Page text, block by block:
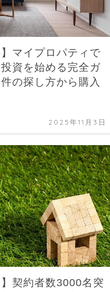
】マイプロパティで
資を始める完全ガ
の探し方から購入
2025年11月3日
】契約者数3000名突